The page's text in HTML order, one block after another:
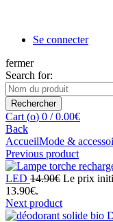
Se connecter
fermer
Search for:
Rechercher
Cart (o) 0 / 0.00€
Back
AccueilMode &
Previous product
LED 14.90€ Le prix
13.90€.
Next product